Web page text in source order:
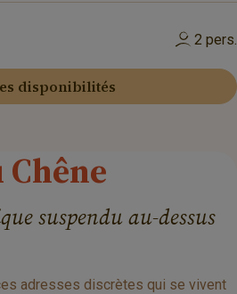
2 pers.
disponibilités
Chêne
suspendu au-dessus
adresses discrètes qui se vivent